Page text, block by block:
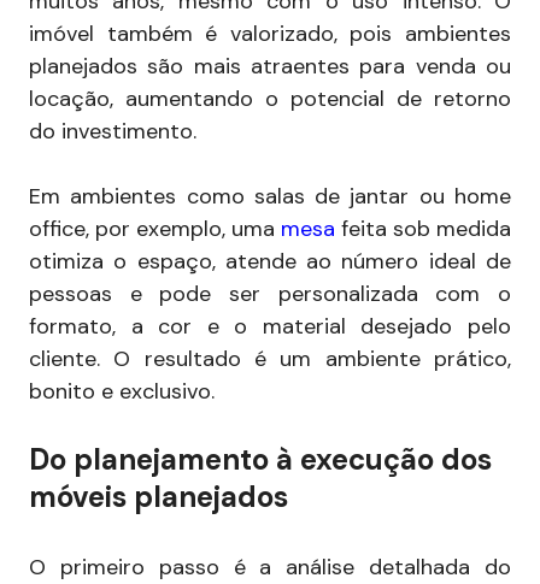
imóvel também é valorizado, pois ambientes
planejados são mais atraentes para venda ou
locação, aumentando o potencial de retorno
do investimento.
Em ambientes como salas de jantar ou home
office, por exemplo, uma mesa feita sob medida
otimiza o espaço, atende ao número ideal de
pessoas e pode ser personalizada com o
formato, a cor e o material desejado pelo
cliente. O resultado é um ambiente prático,
bonito e exclusivo.
Do planejamento à execução dos
móveis planejados
O primeiro passo é a análise detalhada do